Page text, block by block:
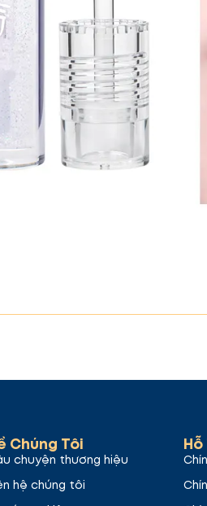
hồng nâu trầm ấm mang lại
với sắc cherry tươi tắn,
Chúng Tôi
chuyện thương hiệu
hệ chúng tôi